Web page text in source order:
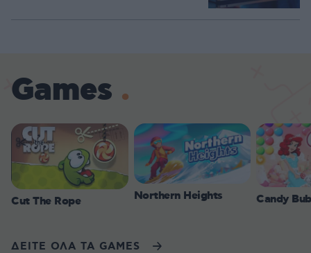
Games
Cut The Rope Northern Heights Candy
ΔΕΙΤΕ ΟΛΑ ΤΑ GAMES